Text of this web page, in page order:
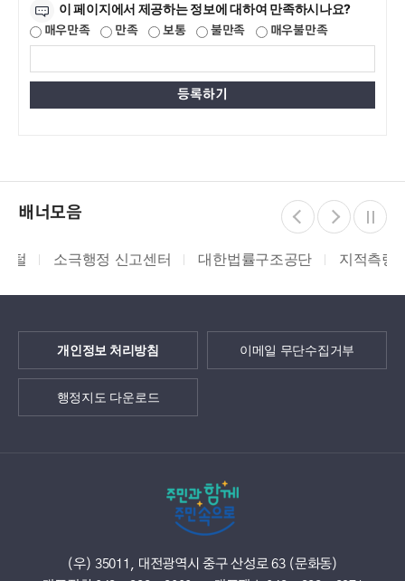
이 페이지에서 제공하는 정보에 대하여 만족하시나요?
매우만족 만족 보통 불만족 매우불만족
배너모음
소극행정 신고센터 대한법률구조공단 지적측량바로
개인정보 처리방침 이메일 무단수집거부
행정지도 다운로드
(우) 35011, 대전광역시 중구 산성로 63 (문화동)